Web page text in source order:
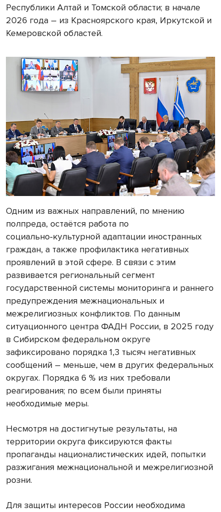
Республики Алтай и Томской области; в начале
2026 года – из Красноярского края, Иркутской и
Кемеровской областей.
Одним из важных направлений, по мнению
полпреда, остаётся работа по
социально‑культурной адаптации иностранных
граждан, а также профилактика негативных
проявлений в этой сфере. В связи с этим
развивается региональный сегмент
государственной системы мониторинга и раннего
предупреждения межнациональных и
межрелигиозных конфликтов. По данным
ситуационного центра ФАДН России, в 2025 году
в Сибирском федеральном округе
зафиксировано порядка 1,3 тысяч негативных
сообщений – меньше, чем в других федеральных
округах. Порядка 6 % из них требовали
реагирования; по всем были приняты
необходимые меры.
Несмотря на достигнутые результаты, на
территории округа фиксируются факты
пропаганды националистических идей, попытки
разжигания межнациональной и межрелигиозной
розни.
Для защиты интересов России необходима